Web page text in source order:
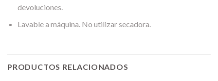
devoluciones.
Lavable a máquina. No utilizar secadora.
PRODUCTOS RELACIONADOS